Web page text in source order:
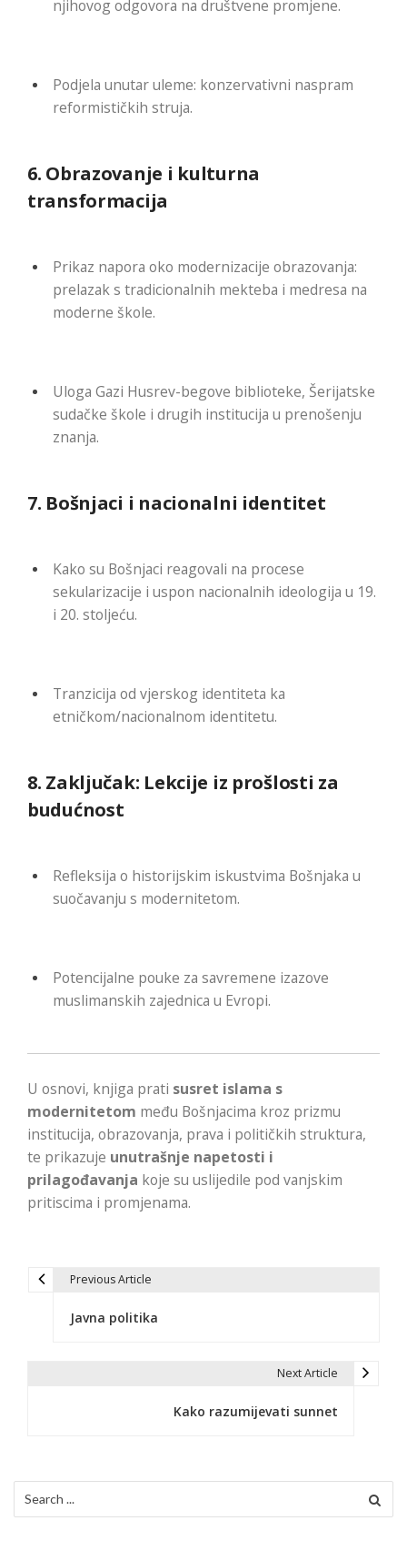
njihovog odgovora na društvene promjene.
Podjela unutar uleme: konzervativni naspram
reformističkih struja.
6. Obrazovanje i kulturna
transformacija
Prikaz napora oko modernizacije obrazovanja:
prelazak s tradicionalnih mekteba i medresa na
moderne škole.
Uloga Gazi Husrev-begove biblioteke, Šerijatske
sudačke škole i drugih institucija u prenošenju
znanja.
7. Bošnjaci i nacionalni identitet
Kako su Bošnjaci reagovali na procese
sekularizacije i uspon nacionalnih ideologija u 19.
i 20. stoljeću.
Tranzicija od vjerskog identiteta ka
etničkom/nacionalnom identitetu.
8. Zaključak: Lekcije iz prošlosti za
budućnost
Refleksija o historijskim iskustvima Bošnjaka u
suočavanju s modernitetom.
Potencijalne pouke za savremene izazove
muslimanskih zajednica u Evropi.
U osnovi, knjiga prati susret islama s
modernitetom među Bošnjacima kroz prizmu
institucija, obrazovanja, prava i političkih struktura,
te prikazuje unutrašnje napetosti i
prilagođavanja koje su uslijedile pod vanjskim
pritiscima i promjenama.
c
i
Previous Article
Javna politika
Next Article
Kako razumijevati sunnet
for: